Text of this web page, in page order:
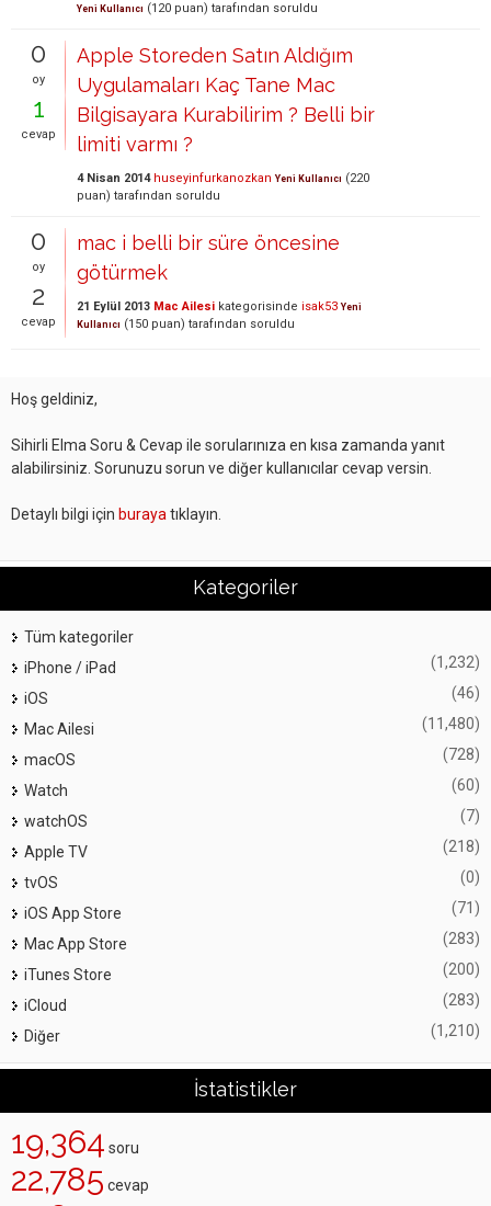
Yeni Kullanıcı (120 puan) tarafından soruldu
0
oy
1
cevap
Apple Storeden Satın Aldığım
Uygulamaları Kaç Tane Mac
Bilgisayara Kurabilirim ? Belli bir
limiti varmı ?
4 Nisan 2014 huseyinfurkanozkan Yeni Kullanıcı (220
puan) tarafından soruldu
0
oy
2
cevap
mac i belli bir süre öncesine
götürmek
21 Eylül 2013 Mac Ailesi kategorisinde isak53 Yeni
Kullanıcı (150 puan) tarafından soruldu
Hoş geldiniz,
Sihirli Elma Soru & Cevap ile sorularınıza en kısa zamanda yanıt
alabilirsiniz. Sorunuzu sorun ve diğer kullanıcılar cevap versin.
Detaylı bilgi için buraya tıklayın.
Kategoriler
Tüm kategoriler
iPhone / iPad
(1,232)
iOS (46)
Mac Ailesi (11,480)
macOS (728)
Watch (60)
watchOS (7)
Apple TV (218)
tvOS (0)
iOS App Store (71)
Mac App Store (283)
iTunes Store (200)
iCloud (283)
Diğer (1,210)
İstatistikler
19,364 soru
22,785 cevap